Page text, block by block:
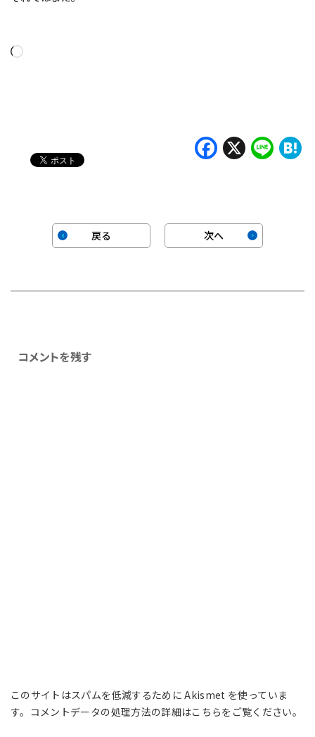
読
X
戻る 次へ
コメントを残す
このサイトはスパムを低減するために Akismet を使っていま
す。 コメントデータの処理方法の詳細はこちらをご覧ください。